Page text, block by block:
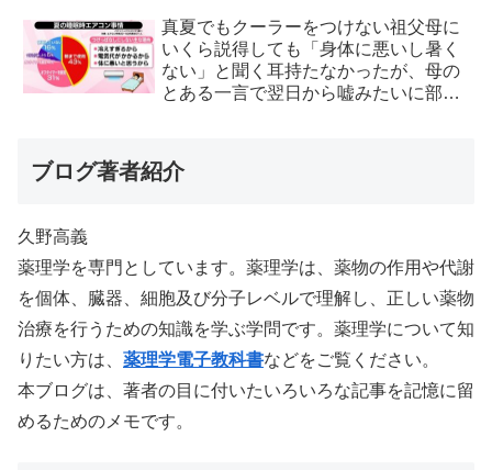
真夏でもクーラーをつけない祖父母に
いくら説得しても「身体に悪いし暑く
ない」と聞く耳持たなかったが、母の
とある一言で翌日から嘘みたいに部屋
ブログ著者紹介
久野高義
薬理学を専門としています。薬理学は、薬物の作用や代謝
を個体、臓器、細胞及び分子レベルで理解し、正しい薬物
治療を行うための知識を学ぶ学問です。薬理学について知
りたい方は、 薬理学電子教科書などをご覧ください。
本ブログは、著者の目に付いたいろいろな記事を記憶に留
めるためのメモです。